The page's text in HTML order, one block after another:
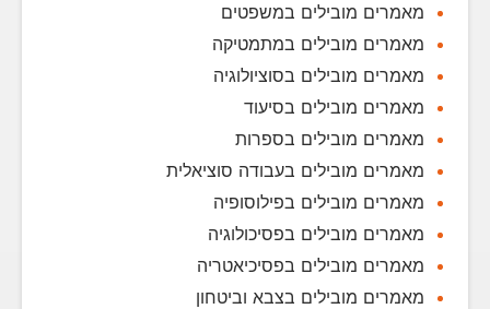
מאמרים מובילים במשפטים
מאמרים מובילים במתמטיקה
מאמרים מובילים בסוציולוגיה
מאמרים מובילים בסיעוד
מאמרים מובילים בספרות
מאמרים מובילים בעבודה סוציאלית
מאמרים מובילים בפילוסופיה
מאמרים מובילים בפסיכולוגיה
מאמרים מובילים בפסיכיאטריה
מאמרים מובילים בצבא וביטחון